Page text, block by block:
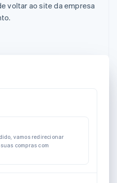
voltar ao site da empresa
vamos redirecionar
compras com